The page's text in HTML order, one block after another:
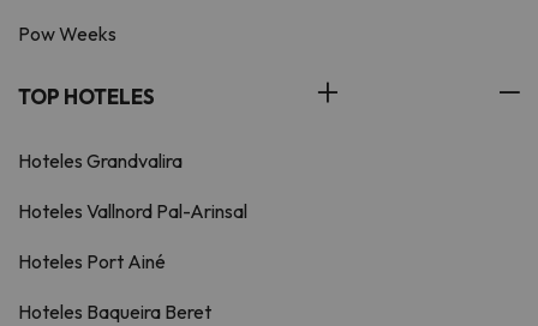
Pow Weeks
TOP HOTELES
Hoteles Grandvalira
Hoteles Vallnord Pal-Arinsal
Hoteles Port Ainé
Hoteles Baqueira Beret